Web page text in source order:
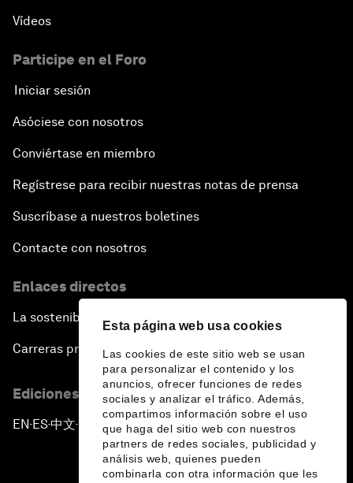
Esta página web usa cookies
Las cookies de este sitio web se usan
para personalizar el contenido y los
anuncios, ofrecer funciones de redes
sociales y analizar el tráfico. Además,
compartimos información sobre el uso
que haga del sitio web con nuestros
partners de redes sociales, publicidad y
análisis web, quienes pueden
combinarla con otra información que les
Vídeos
Participe en el Foro
Iniciar sesión
Asóciese con nosotros
Conviértase en miembro
Regístrese para recibir nuestras notas de prensa
Suscríbase a nuestros boletines
Contacte con nosotros
Enlaces directos
La sostenibilidad en el Foro
Carreras profesionales
Ediciones en otros idiomas
EN ▪ ES▪中文▪ 日本語